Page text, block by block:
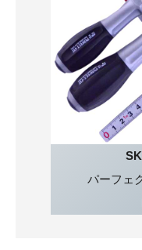
パーフェ